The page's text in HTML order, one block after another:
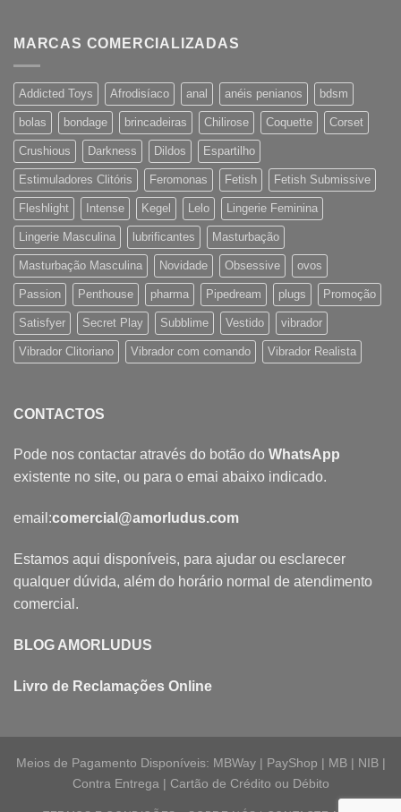
MARCAS COMERCIALIZADAS
Addicted Toys Afrodisíaco anal anéis penianos bdsm
bolas bondage brincadeiras Chilirose Coquette Corset
Crushious Darkness Dildos Espartilho
Estimuladores Clitóris Feromonas Fetish Fetish Submissive
Fleshlight Intense Kegel Lelo Lingerie Feminina
Lingerie Masculina lubrificantes Masturbação
Masturbação Masculina Novidade Obsessive ovos
Passion Penthouse pharma Pipedream plugs Promoção
Satisfyer Secret Play Subblime Vestido vibrador
Vibrador Clitoriano Vibrador com comando Vibrador Realista
CONTACTOS
Pode nos contactar através do botão do WhatsApp
existente no site, ou para o emai abaixo indicado.
email:comercial@amorludus.com
Estamos aqui disponíveis, para ajudar ou esclarecer
qualquer dúvida, além do horário normal de atendimento
comercial.
BLOG AMORLUDUS
Livro de Reclamações Online
Meios de Pagamento Disponíveis: MBWay | PayShop | MB | NIB |
Contra Entrega | Cartão de Crédito ou Débito